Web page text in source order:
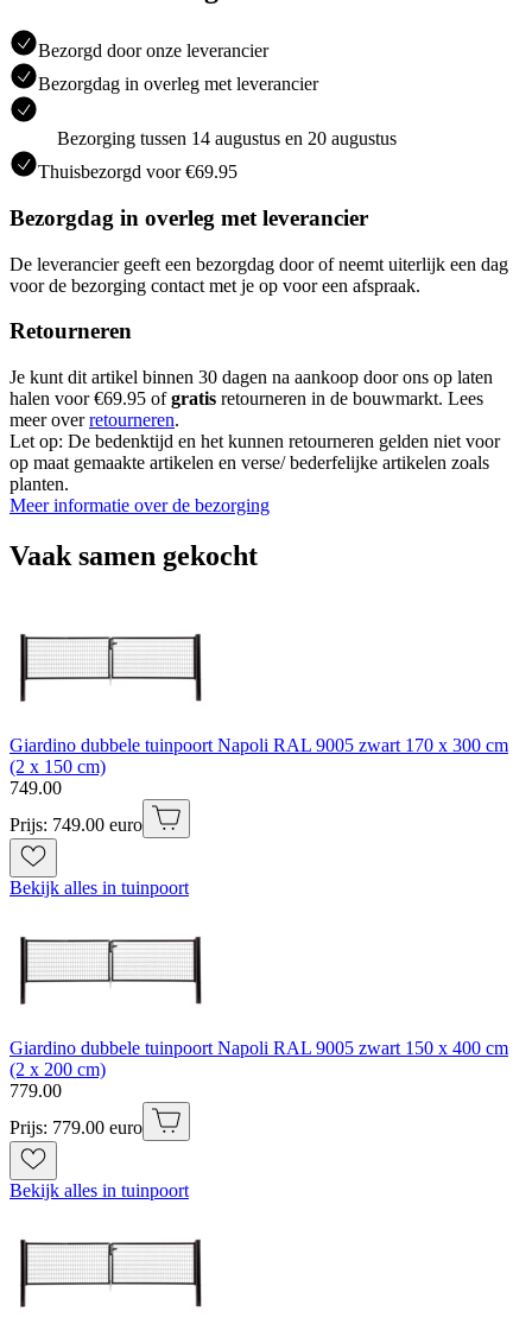
Bezorgd door onze leverancier
Bezorgdag in overleg met leverancier
Bezorging tussen 14 augustus en 20 augustus
Thuisbezorgd voor €69.95
Bezorgdag in overleg met leverancier
De leverancier geeft een bezorgdag door of neemt uiterlijk een dag
voor de bezorging contact met je op voor een afspraak.
Retourneren
Je kunt dit artikel binnen 30 dagen na aankoop door ons op laten
halen voor €69.95 ofgratis retourneren in de bouwmarkt. Lees
meer overretourneren.
Let op: De bedenktijd en het kunnen retourneren gelden niet voor
op maat gemaakte artikelen en verse/ bederfelijke artikelen zoals
planten.
Meer informatie over de bezorging
Vaak samen gekocht
Giardino dubbele tuinpoort Napoli RAL 9005 zwart 170 x 300 cm
(2 x 150 cm)
749.00
Prijs: 749.00 euro
Bekijk alles in tuinpoort
Giardino dubbele tuinpoort Napoli RAL 9005 zwart 150 x 400 cm
(2 x 200 cm)
779.00
Prijs: 779.00 euro
Bekijk alles in tuinpoort